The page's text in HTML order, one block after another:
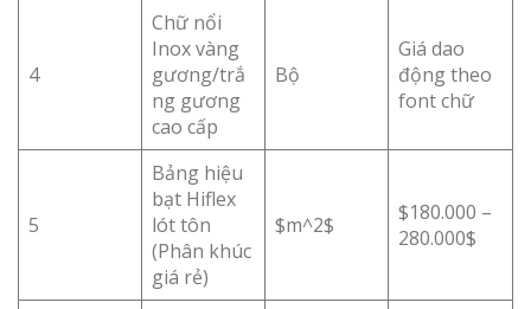
4
Chữ nổi
Inox vàng
gương/trắ
ng gương
cao cấp
Bộ
Giá dao
động theo
font chữ
5
Bảng hiệu
bạt Hiflex
lót tôn
(Phân khúc
giá rẻ)
$m^2$
$180.000 –
280.000$